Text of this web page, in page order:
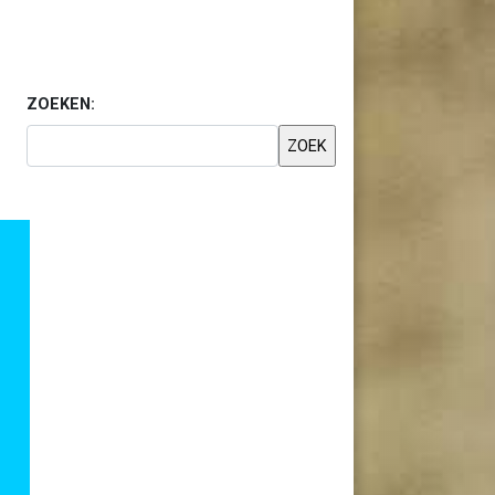
ZOEKEN: